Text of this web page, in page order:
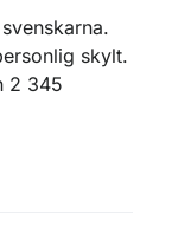
skylt.
2 345